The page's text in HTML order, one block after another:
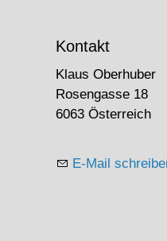
Kontakt
Klaus Oberhuber
Rosengasse 18
6063 Österreich
E-Mail